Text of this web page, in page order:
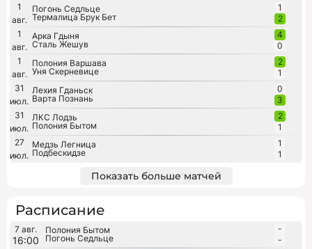
1
авг.
Погонь Седльце
Термалица Брук Бет
1
2
1
авг.
Арка Гдыня
Сталь Жешув
4
0
1
авг.
Полония Варшава
Уня Скерневице
2
1
31
июл.
Лехия Гданьск
Варта Познань
0
3
31
июл.
ЛКС Лодзь
Полония Бытом
2
1
27
июл.
Медзь Легница
Подбескидзе
1
1
Показать больше матчей
Расписание
7 авг.
16:00
Полония Бытом
Погонь Седльце
-
-